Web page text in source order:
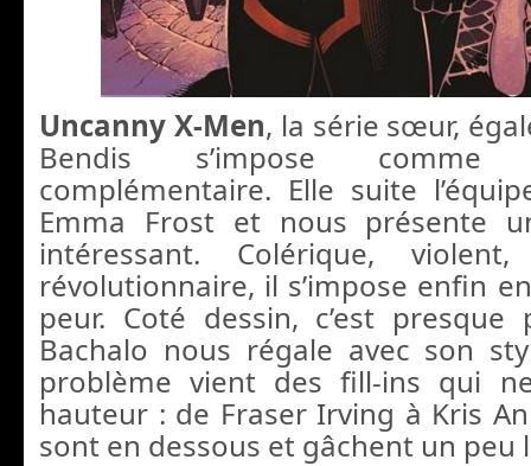
Uncanny X-Men, la série sœur,
Bendis s’impose
complémentaire. Elle suite
Emma Frost et nous présente
intéressant. Colérique,
révolutionnaire, il s’impose enfin
peur. Coté dessin, c’est
Bachalo nous régale avec son
problème vient des fill-ins qui
hauteur : de Fraser Irving à Kris
sont en dessous et gâchent un peu